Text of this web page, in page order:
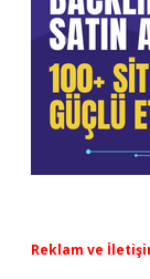
Reklam ve